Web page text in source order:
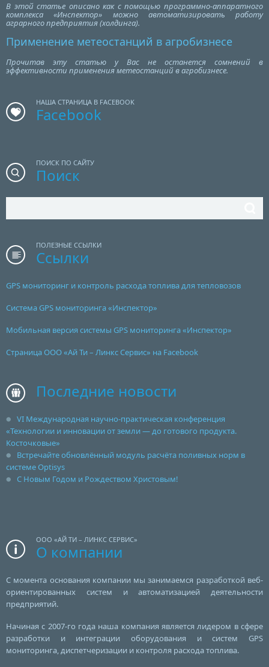
В этой статье описано как с помощью программно-аппаратного
комплекса «Инспектор» можно автоматизировать работу
аграрного предприятия (холдинга).
Применение метеостанций в агробизнесе
Прочитав эту статью у Вас не останется сомнений в
эффективности применения метеостанций в агробизнесе.
НАША СТРАНИЦА В FACEBOOK
Facebook
ПОИСК ПО САЙТУ
Поиск
ПОЛЕЗНЫЕ ССЫЛКИ
Ссылки
GPS мониторинг и контроль расхода топлива для тепловозов
Система GPS мониторинга «Инспектор»
Мобильная версия системы GPS мониторинга «Инспектор»
Страница ООО «Ай Ти – Линкс Сервис» на Facebook
Последние новости
VI Международная научно-практическая конференция
«Технологии и инновации от земли — до готового продукта.
Косточковые»
Встречайте обновлённый модуль расчёта поливных норм в
системе Optisys
С Новым Годом и Рождеством Христовым!
ООО «АЙ ТИ – ЛИНКС СЕРВИС»
О компании
С момента основания компании мы занимаемся разработкой веб-
ориентированных систем и автоматизацией деятельности
предприятий.
Начиная с 2007-го года наша компания является лидером в сфере
разработки и интеграции оборудования и систем GPS
мониторинга, диспетчеризации и контроля расхода топлива.